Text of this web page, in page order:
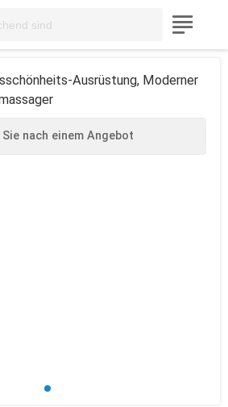

Ausrüstung, Moderner
Sie nach einem Angebot